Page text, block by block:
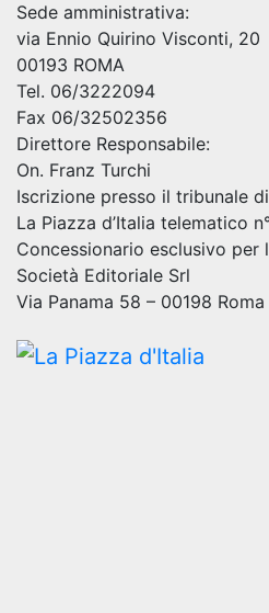
Sede amministrativa:
via Ennio Quirino Visconti, 20
00193 ROMA
Tel. 06/3222094
Fax 06/32502356
Direttore Responsabile:
On. Franz Turchi
Iscrizione presso il tribunale
La Piazza d’Italia telematico
Concessionario esclusivo per
Società Editoriale Srl
Via Panama 58 – 00198 Roma